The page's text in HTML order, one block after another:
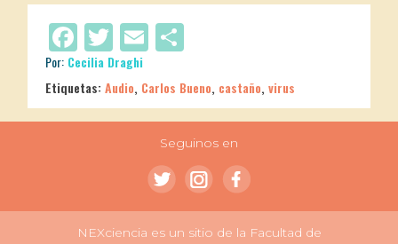
Facebook
Twitter
Email
Por: Cecilia Draghi
Etiquetas:Audio, Carlos Bueno, castaño,virus
Seguinos en
NEXciencia es un sitio de la Facultad de